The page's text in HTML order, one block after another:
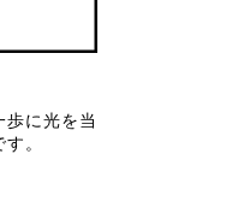
に光を当
。